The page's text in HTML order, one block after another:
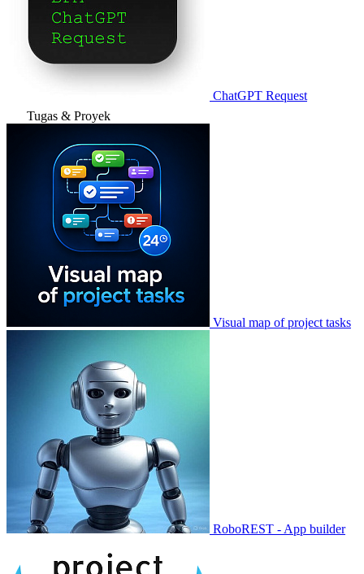
ChatGPT Request
Tugas & Proyek
Visual map of project tasks
RoboREST - App builder